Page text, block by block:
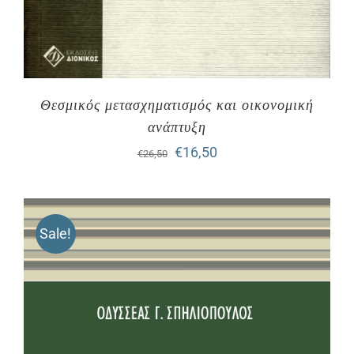
Θεσμικός μετασχηματισμός και οικονομική
ανάπτυξη
€26,50
Original
was:
€26,50.
€16,50Η
τιμή
είναι:
€16,50.
Sale!